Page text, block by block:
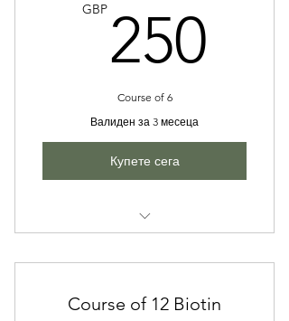
GBP 250
Course of 6
Валиден за 3 месеца
Купете сега
Course of 12 Biotin